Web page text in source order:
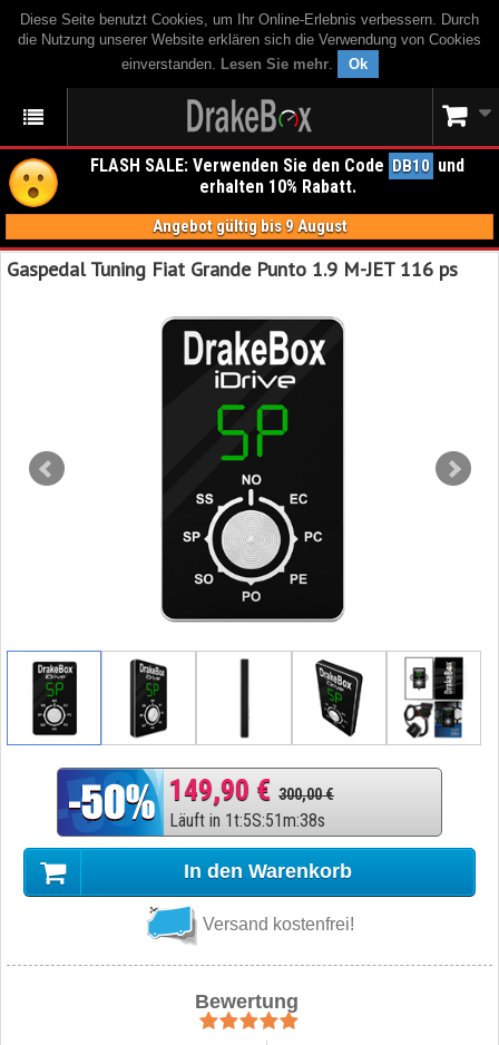
Diese Seite benutzt Cookies, um Ihr Online-Erlebnis verbessern. Durch
die Nutzung unserer Website erklären sich die Verwendung von Cookies
einverstanden. Lesen Sie mehr. Ok
FLASH SALE: Verwenden Sie den Code DB10 und
erhalten 10% Rabatt.
Angebot gültig bis 9 August
Gaspedal Tuning Fiat Grande Punto 1.9 M-JET 116 ps
149,90 € 300,00 €
Läuft in 1t:5S:51m:37s
In den Warenkorb
Versand kostenfrei!
Bewertung